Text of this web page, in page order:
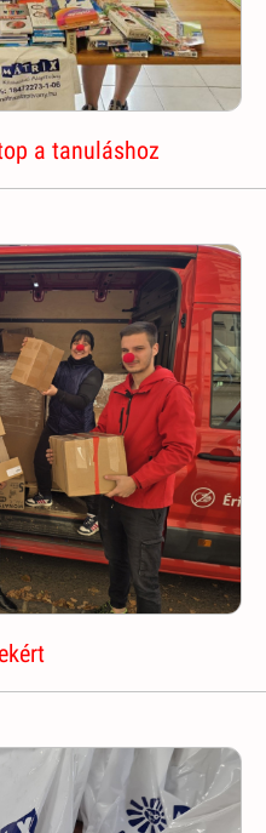
a tanuláshoz